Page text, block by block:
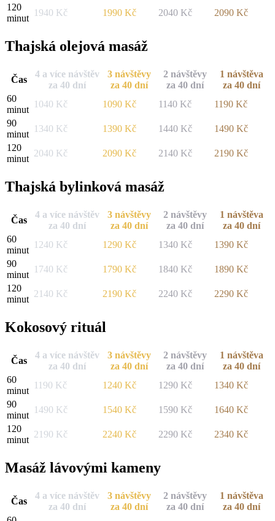
120
minut
1940 Kč 1990 Kč 2040 Kč 2090 Kč
Thajská olejová masáž
Čas
4 a více návštěv
za 40 dní
3 návštěvy
za 40 dní
2 návštěvy
za 40 dní
1 návštěva
za 40 dní
60
minut
1040 Kč 1090 Kč 1140 Kč 1190 Kč
90
minut
1340 Kč 1390 Kč 1440 Kč 1490 Kč
120
minut
2040 Kč 2090 Kč 2140 Kč 2190 Kč
Thajská bylinková masáž
Čas
4 a více návštěv
za 40 dní
3 návštěvy
za 40 dní
2 návštěvy
za 40 dní
1 návštěva
za 40 dní
60
minut
1240 Kč 1290 Kč 1340 Kč 1390 Kč
90
minut
1740 Kč 1790 Kč 1840 Kč 1890 Kč
120
minut
2140 Kč 2190 Kč 2240 Kč 2290 Kč
Kokosový rituál
Čas
4 a více návštěv
za 40 dní
3 návštěvy
za 40 dní
2 návštěvy
za 40 dní
1 návštěva
za 40 dní
60
minut
1190 Kč 1240 Kč 1290 Kč 1340 Kč
90
minut
1490 Kč 1540 Kč 1590 Kč 1640 Kč
120
minut
2190 Kč 2240 Kč 2290 Kč 2340 Kč
Masáž lávovými kameny
Čas
4 a více návštěv
za 40 dní
3 návštěvy
za 40 dní
2 návštěvy
za 40 dní
1 návštěva
za 40 dní